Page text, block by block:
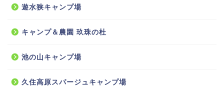
遊水狭キャンプ場
キャンプ＆農園 玖珠の杜
池の山キャンプ場
久住高原スパージュキャンプ場